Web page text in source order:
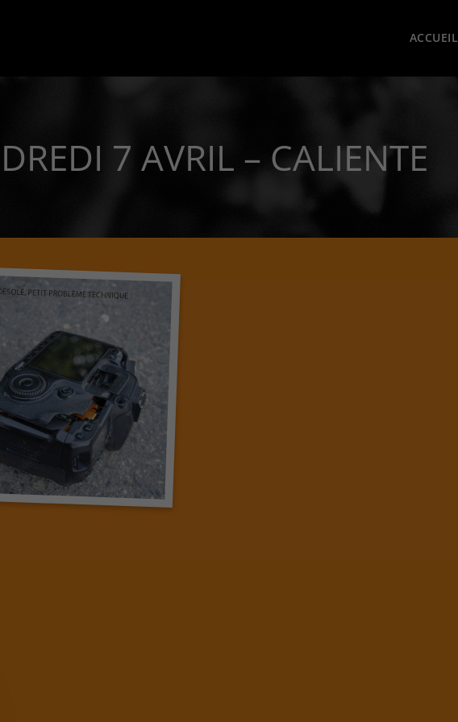
ACCUEIL
7 AVRIL – CALIENTE